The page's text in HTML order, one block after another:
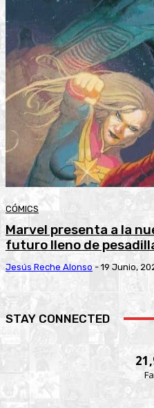
CÓMICS
Marvel presenta a la
futuro lleno de
Jesús Reche Alonso - 19 Junio,
STAY CONNECTED